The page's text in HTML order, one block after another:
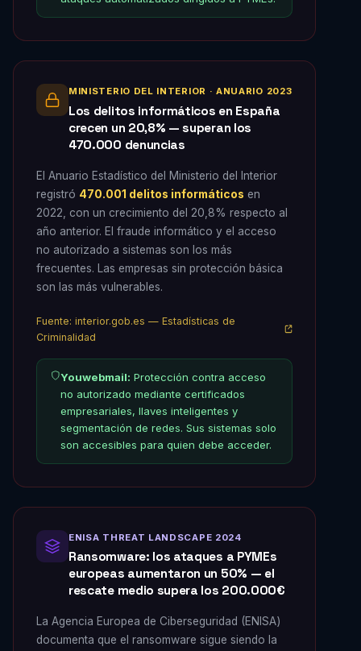
MINISTERIO DEL INTERIOR · ANUARIO 2023
Los delitos informáticos en España
crecen un 20,8% — superan los
470.000 denuncias
El Anuario Estadístico del Ministerio del Interior
registró 470.001 delitos informáticos en
2022, con un crecimiento del 20,8% respecto al
año anterior. El fraude informático y el acceso
no autorizado a sistemas son los más
frecuentes. Las empresas sin protección básica
son las más vulnerables.
Fuente: interior.gob.es — Estadísticas de
Criminalidad
Youwebmail: Protección contra acceso
no autorizado mediante certificados
empresariales, llaves inteligentes y
segmentación de redes. Sus sistemas solo
son accesibles para quien debe acceder.
ENISA THREAT LANDSCAPE 2024
Ransomware: los ataques a PYMEs
europeas aumentaron un 50% — el
rescate medio supera los 200.000€
La Agencia Europea de Ciberseguridad (ENISA)
documenta que el ransomware sigue siendo la